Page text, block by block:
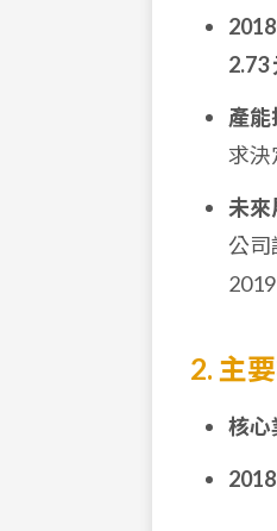
2.73
產能
求決
未來
公司
2. 主
核心